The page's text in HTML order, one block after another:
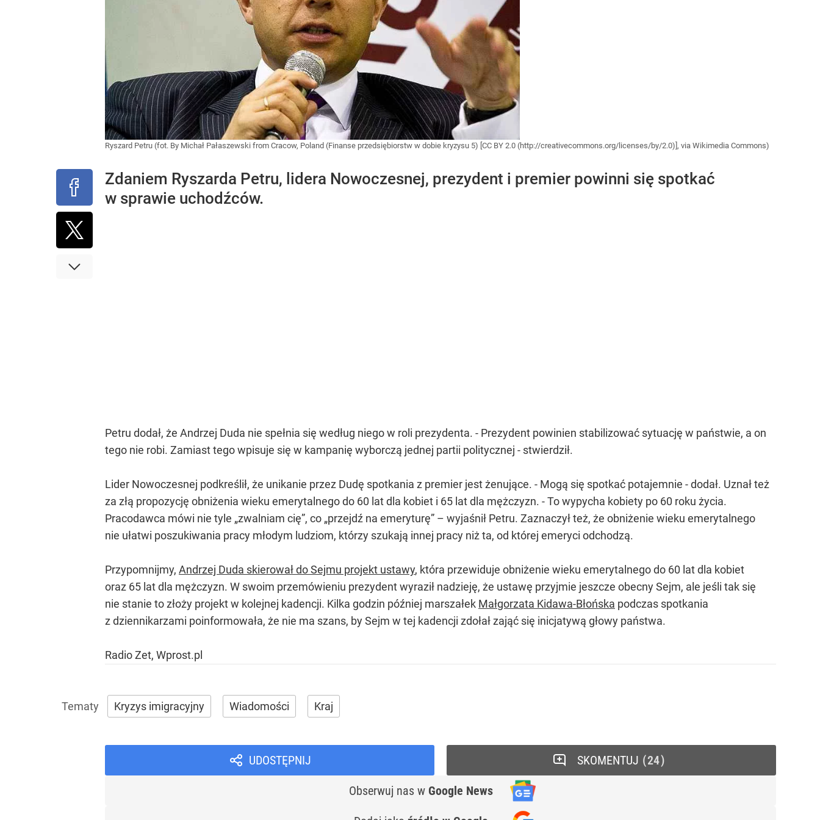
Ryszard Petru (fot. By Michał Pałaszewski from Cracow, Poland (Finanse przedsiębiorstw w dobie kryzysu 5) [CC BY 2.0 (http://creativecommons.org/licenses/by/2.0)], via Wikimedia Commons)
Zdaniem Ryszarda Petru, lidera Nowoczesnej, prezydent i premier powinni się spotkać
w sprawie uchodźców.
Petru dodał, że Andrzej Duda nie spełnia się według niego w roli prezydenta. - Prezydent powinien stabilizować sytuację w państwie, a on
tego nie robi. Zamiast tego wpisuje się w kampanię wyborczą jednej partii politycznej - stwierdził.
Lider Nowoczesnej podkreślił, że unikanie przez Dudę spotkania z premier jest żenujące. - Mogą się spotkać potajemnie - dodał. Uznał też
za złą propozycję obniżenia wieku emerytalnego do 60 lat dla kobiet i 65 lat dla mężczyzn. - To wypycha kobiety po 60 roku życia.
Pracodawca mówi nie tyle „zwalniam cię”, co „przejdź na emeryturę” – wyjaśnił Petru. Zaznaczył też, że obniżenie wieku emerytalnego
nie ułatwi poszukiwania pracy młodym ludziom, którzy szukają innej pracy niż ta, od której emeryci odchodzą.
Przypomnijmy, Andrzej Duda skierował do Sejmu projekt ustawy, która przewiduje obniżenie wieku emerytalnego do 60 lat dla kobiet
oraz 65 lat dla mężczyzn. W swoim przemówieniu prezydent wyraził nadzieję, że ustawę przyjmie jeszcze obecny Sejm, ale jeśli tak się
nie stanie to złoży projekt w kolejnej kadencji. Kilka godzin później marszałek Małgorzata Kidawa-Błońska podczas spotkania
z dziennikarzami poinformowała, że nie ma szans, by Sejm w tej kadencji zdołał zająć się inicjatywą głowy państwa.
Radio Zet, Wprost.pl
Kryzys imigracyjny Wiadomości Kraj
UDOSTĘPNIJ
Obserwuj nas w Google News
SKOMENTUJ 24